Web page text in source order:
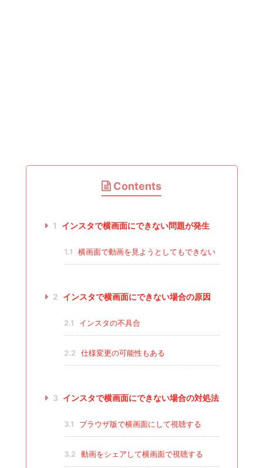
Contents
1 インスタで横画面にできない問題が発生
1.1 横画面で動画を見ようとしてもできない
2 インスタで横画面にできない場合の原因
2.1 インスタの不具合
2.2 仕様変更の可能性もある
3 インスタで横画面にできない場合の対処法
3.1 ブラウザ版で横画面にして視聴する
3.2 動画をシェアして横画面で視聴する